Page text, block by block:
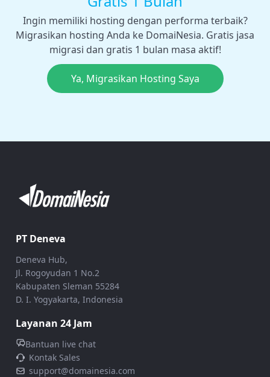
Ingin memiliki hosting dengan performa terbaik?
Migrasikan hosting Anda ke DomaiNesia. Gratis jasa
migrasi dan gratis 1 bulan masa aktif!
Ya, Migrasikan Hosting Saya
PT Deneva
Deneva Hub,
Jl. Rogoyudan 1 No.2
Kabupaten Sleman 55284
D. I. Yogyakarta, Indonesia
Layanan 24 Jam
Bantuan live chat
Kontak Sales
support@domainesia.com